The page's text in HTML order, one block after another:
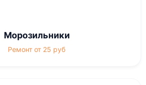
Морозильники
Ремонт от 25 руб